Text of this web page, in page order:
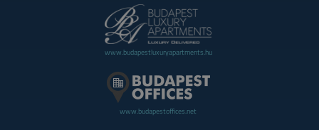
www.budapestluxuryapartments.hu
www.budapestoffices.net